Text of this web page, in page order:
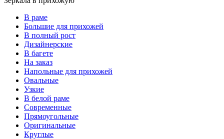
В раме
Большие для прихожей
В полный рост
Дизайнерские
В багете
На заказ
Напольные для прихожей
Овальные
Узкие
В белой раме
Современные
Прямоугольные
Оригинальные
Круглые